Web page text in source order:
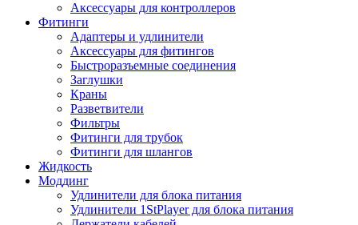
Аксессуары для контроллеров
Фитинги
Адаптеры и удлинители
Аксессуары для фитингов
Быстроразъемные соединения
Заглушки
Краны
Разветвители
Фильтры
Фитинги для трубок
Фитинги для шлангов
Жидкость
Моддинг
Удлинители для блока питания
Удлинители 1StPlayer для блока питания